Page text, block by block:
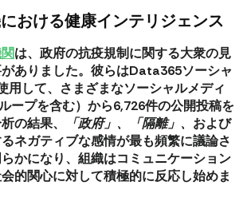
おける健康インテリジェンス
は、政府の抗疫規制に関する大衆の見
ありました。彼らはData365ソーシャ
用して、さまざまなソーシャルメディ
ープを含む）から6,726件の公開投稿を
の結果、
「政府」、「隔離」、 および
ネガティブな感情が最も頻繁に議論さ
かになり、組織はコミュニケーション
的関心に対して積極的に反応し始めま